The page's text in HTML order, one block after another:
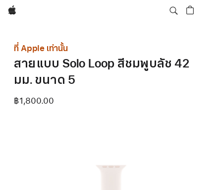
Apple
ที่ Apple เท่านั้น
สายแบบ Solo Loop สีชมพูบลัช 42
มม. ขนาด 5
฿1,800.00